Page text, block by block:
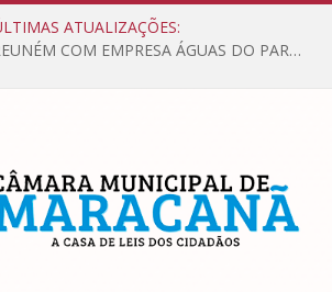
ATUALIZAÇÕES:
VEREADORES SE REUNÉM COM EMPRESA ÁGUAS DO PARÁ, PARA APRESENTAR REIVINDICAÇÕES E MELHORIAS NA QUALIDADE DOS SERVIÇOS OFERECIDOS Á POPULAÇÃO.